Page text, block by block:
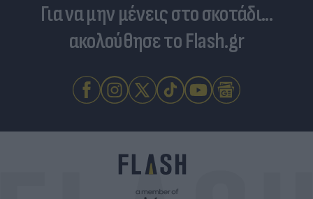
Για να μην μένεις στο σκοτάδι...
ακολούθησε το Flash.gr